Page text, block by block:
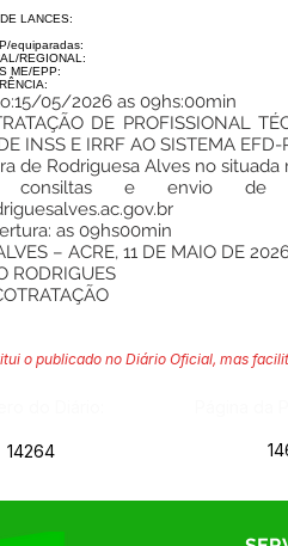
LANCES:
equiparadas:
REGIONAL:
ME/EPP:
05/2026 as 09hs:00min
DE PROFISSIONAL
INSS E IRRF AO SISTEMA
de Rodriguesa Alves no
consiltas e envio de
as 09hs00min
– ACRE, 11 DE MAIO DE
RODRIGUES
o publicado no Diário Oficial, mas
14264